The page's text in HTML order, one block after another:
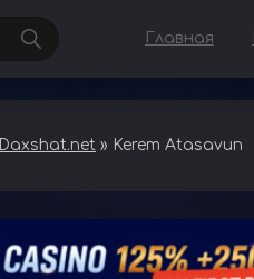
Главная
Daxshat.net » Kerem Atasavun